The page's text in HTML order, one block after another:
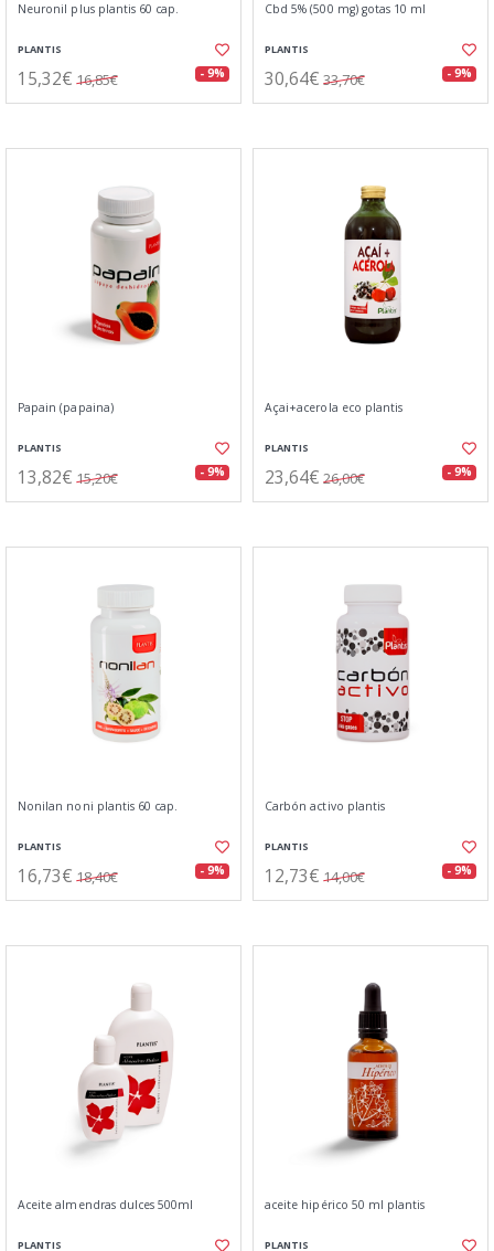
Neuronil plus plantis 60 cap.
PLANTIS
15,32€ 16,85€ - 9%
Cbd 5% (500 mg) gotas 10 ml
PLANTIS
30,64€ 33,70€ - 9%
Papain (papaina)
PLANTIS
13,82€ 15,20€ - 9%
Açai+acerola eco plantis
PLANTIS
23,64€ 26,00€ - 9%
Nonilan noni plantis 60 cap.
PLANTIS
16,73€ 18,40€ - 9%
Carbón activo plantis
PLANTIS
12,73€ 14,00€ - 9%
Aceite almendras dulces 500ml
PLANTIS
aceite hipérico 50 ml plantis
PLANTIS